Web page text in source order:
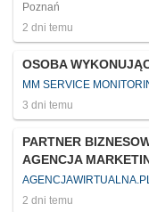
Poznań
2 dni temu
OSOBA
MM SERVICE
3 dni temu
PARTNER
AGENCJA
2 dni temu